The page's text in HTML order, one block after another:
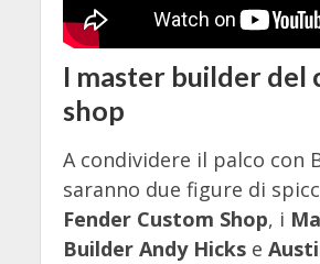
I master builder del
shop
A condividere il palco con
saranno due figure di
Fender Custom Shop, i
Builder Andy Hickse